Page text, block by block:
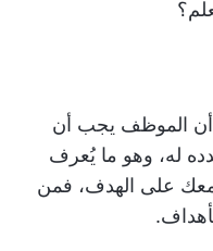
أن الموظف يجب أن
له، وهو ما يُعرف
معك على الهدف، فمن